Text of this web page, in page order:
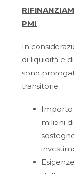
PMI
In
di liquidità e
sono
transitorie:
Importo
milioni